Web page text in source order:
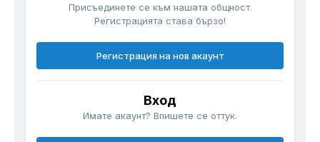
Присъединете се към нашата общност.
Регистрацията става бързо!
Регистрация на нов акаунт
Вход
Имате акаунт? Впишете се оттук.